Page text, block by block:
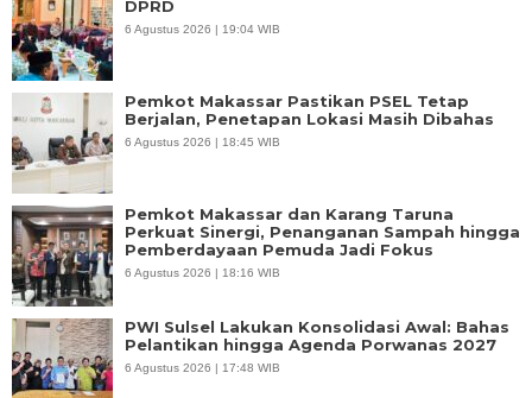
DPRD
6 Agustus 2026 | 19:04 WIB
Pemkot Makassar Pastikan PSEL Tetap
Berjalan, Penetapan Lokasi Masih Dibahas
6 Agustus 2026 | 18:45 WIB
Pemkot Makassar dan Karang Taruna
Perkuat Sinergi, Penanganan Sampah hingga
Pemberdayaan Pemuda Jadi Fokus
6 Agustus 2026 | 18:16 WIB
PWI Sulsel Lakukan Konsolidasi Awal: Bahas
Pelantikan hingga Agenda Porwanas 2027
6 Agustus 2026 | 17:48 WIB